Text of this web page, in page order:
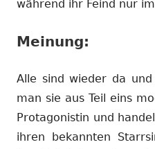
während ihr Feind nur
Meinung:
Alle sind wieder da
man sie aus Teil eins
Protagonistin und
ihren bekannten